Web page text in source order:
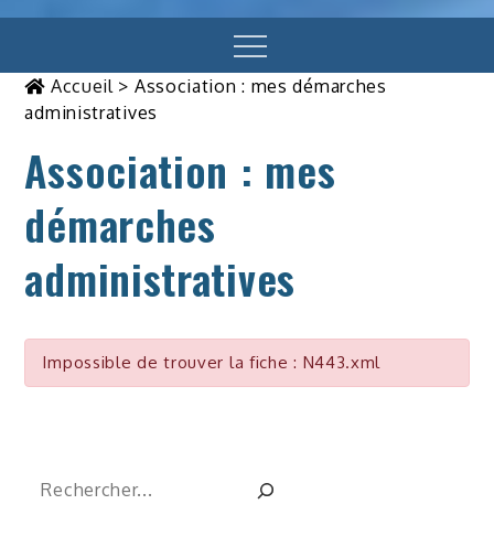
Menu
Accueil> Association : mes démarches
administratives
Association : mes
démarches
administratives
Impossible de trouver la fiche : N443.xml
Rechercher